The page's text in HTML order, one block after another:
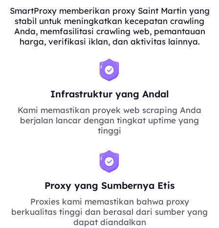
SmartProxy memberikan proxy Saint Martin yang
stabil untuk meningkatkan kecepatan crawling
Anda, memfasilitasi crawling web, pemantauan
harga, verifikasi iklan, dan aktivitas lainnya.
Infrastruktur yang Andal
Kami memastikan proyek web scraping Anda
berjalan lancar dengan tingkat uptime yang
tinggi
Proxy yang Sumbernya Etis
Proxies kami memastikan bahwa proxy
berkualitas tinggi dan berasal dari sumber yang
dapat diandalkan